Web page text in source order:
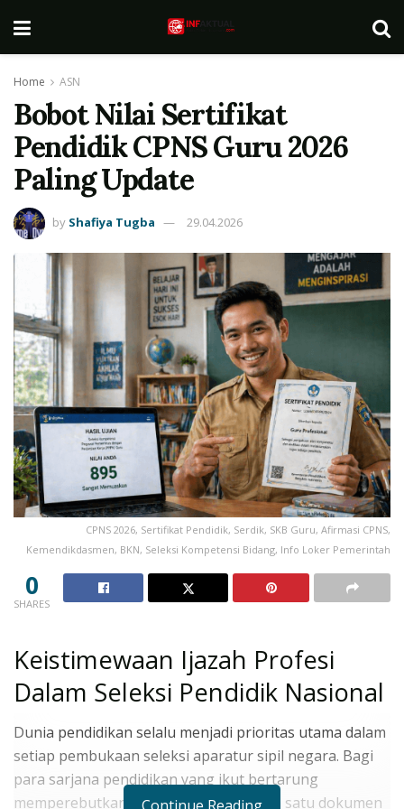
Home ASN
Bobot Nilai Sertifikat
Pendidik CPNS Guru 2026
Paling Update
by Shafiya Tugba 29.04.2026
CPNS 2026, Sertifikat Pendidik, Serdik, SKB Guru, Afirmasi CPNS,
Kemendikdasmen, BKN, Seleksi Kompetensi Bidang, Info Loker Pemerintah
0
SHARES
Keistimewaan Ijazah Profesi
Dalam Seleksi Pendidik Nasional
Dunia pendidikan selalu menjadi prioritas utama dalam
setiap pembukaan seleksi aparatur sipil negara. Bagi
para sarjana pendidikan yang ikut bertarung
memperebutkan kursi abdi negara, ada satu dokumen